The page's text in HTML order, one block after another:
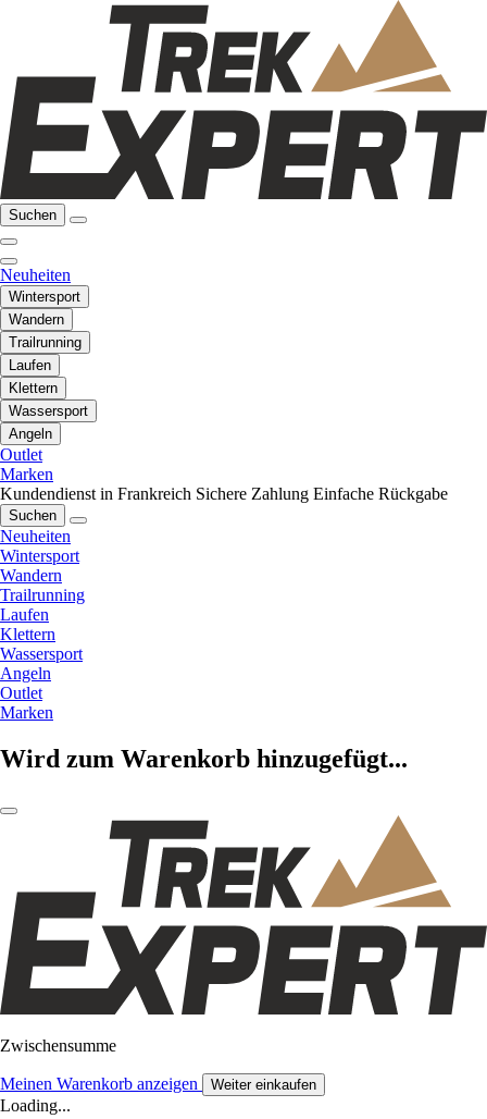
Suchen
Neuheiten
Wintersport
Wandern
Trailrunning
Laufen
Klettern
Wassersport
Angeln
Outlet
Marken
Kundendienst in Frankreich Sichere Zahlung Einfache Rückgabe
Suchen
Neuheiten
Wintersport
Wandern
Trailrunning
Laufen
Klettern
Wassersport
Angeln
Outlet
Marken
Wird zum Warenkorb hinzugefügt...
Zwischensumme
Meinen Warenkorb anzeigen Weiter einkaufen
Loading...